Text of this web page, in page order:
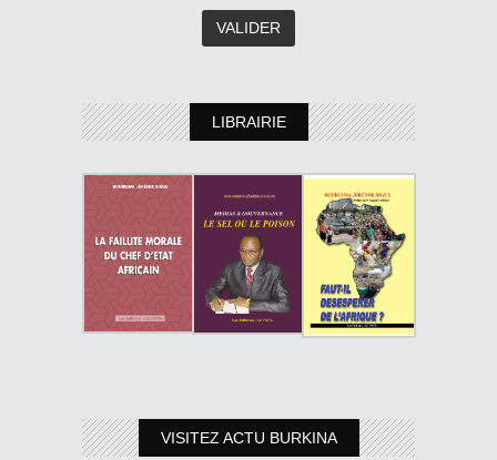
LIBRAIRIE
VISITEZ ACTU BURKINA